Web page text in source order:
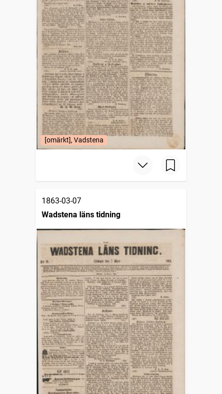
[omärkt], Vadstena
1863-03-07
Wadstena läns tidning